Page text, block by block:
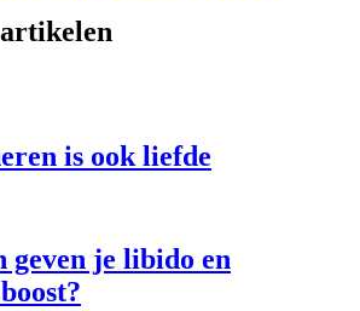
is ook liefde
geven je libido en